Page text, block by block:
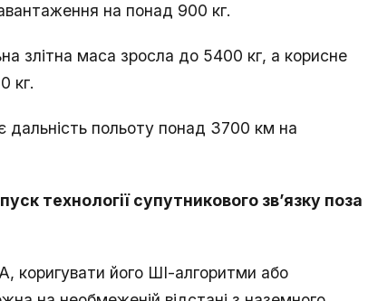
на понад 900 кг.
злітна маса зросла до 5400 кг, а корисне
кг.
дальність польоту понад 3700 км на
технології супутникового зв’язку поза
коригувати його ШІ-алгоритми або